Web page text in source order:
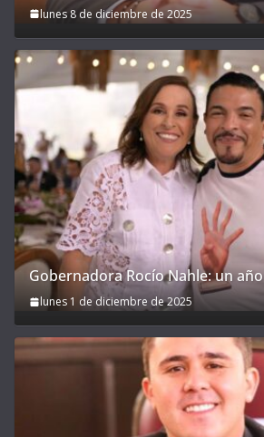
lunes 8 de diciembre de 2025
Gobernadora Rocío Nahle: un año
lunes 1 de diciembre de 2025